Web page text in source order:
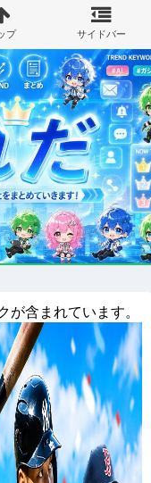
含まれています。